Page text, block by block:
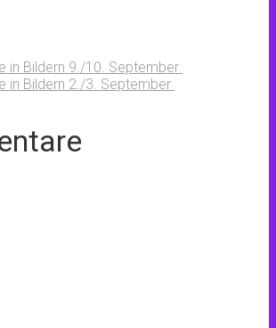
in Bildern 9./10. September
in Bildern 2./3. September